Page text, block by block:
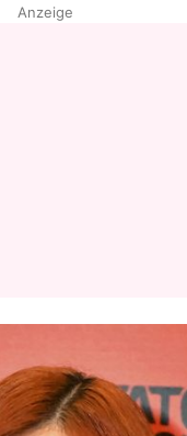
Anzeige